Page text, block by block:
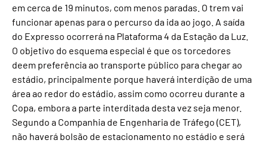
em cerca de 19 minutos, com menos paradas. O trem vai
funcionar apenas para o percurso da ida ao jogo. A saída
do Expresso ocorrerá na Plataforma 4 da Estação da Luz.
O objetivo do esquema especial é que os torcedores
deem preferência ao transporte público para chegar ao
estádio, principalmente porque haverá interdição de uma
área ao redor do estádio, assim como ocorreu durante a
Copa, embora a parte interditada desta vez seja menor.
Segundo a Companhia de Engenharia de Tráfego (CET),
não haverá bolsão de estacionamento no estádio e será